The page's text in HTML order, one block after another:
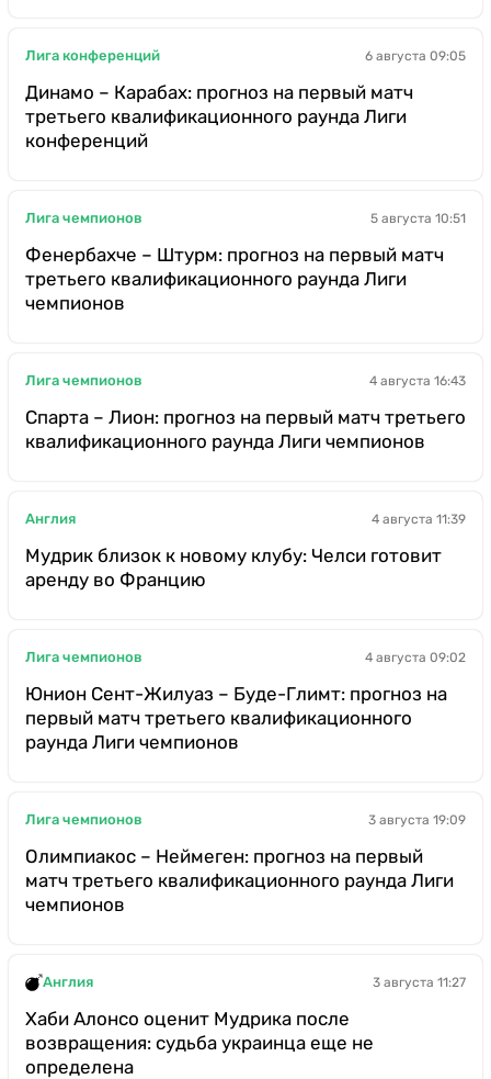
Лига конференций 6 августа 09:05
Динамо – Карабах: прогноз на первый матч
третьего квалификационного раунда Лиги
конференций
Лига чемпионов 5 августа 10:51
Фенербахче – Штурм: прогноз на первый матч
третьего квалификационного раунда Лиги
чемпионов
Лига чемпионов 4 августа 16:43
Спарта – Лион: прогноз на первый матч третьего
квалификационного раунда Лиги чемпионов
Англия 4 августа 11:39
Мудрик близок к новому клубу: Челси готовит
аренду во Францию
Лига чемпионов 4 августа 09:02
Юнион Сент-Жилуаз – Буде-Глимт: прогноз на
первый матч третьего квалификационного
раунда Лиги чемпионов
Лига чемпионов 3 августа 19:09
Олимпиакос – Неймеген: прогноз на первый
матч третьего квалификационного раунда Лиги
чемпионов
Англия 3 августа 11:27
Хаби Алонсо оценит Мудрика после
возвращения: судьба украинца еще не
определена